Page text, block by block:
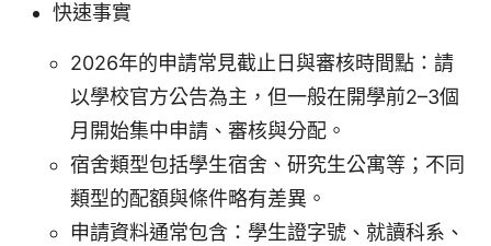
快速事實
2026年的申請常見截止日與審核時間點：請
以學校官方公告為主，但一般在開學前2–3個
月開始集中申請、審核與分配。
宿舍類型包括學生宿舍、研究生公寓等；不同
類型的配額與條件略有差異。
申請資料通常包含：學生證字號、就讀科系、